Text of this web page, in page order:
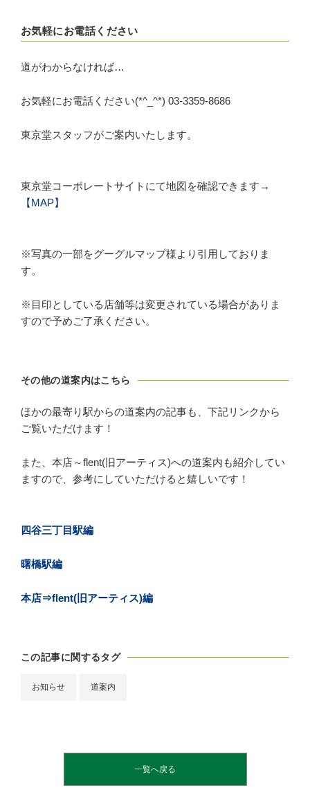
お気軽にお電話ください
道がわからなければ…
お気軽にお電話ください(*^_^*) 03-3359-8686
東京堂スタッフがご案内いたします。
東京堂コーポレートサイトにて地図を確認できます→
【MAP】
※写真の一部をグーグルマップ様より引用しておりま
す。
※目印としている店舗等は変更されている場合がありま
すので予めご了承ください。
その他の道案内はこちら
ほかの最寄り駅からの道案内の記事も、下記リンクから
ご覧いただけます！
また、本店～flent(旧アーティス)への道案内も紹介してい
ますので、参考にしていただけると嬉しいです！
四谷三丁目駅編
曙橋駅編
本店⇒flent(旧アーティス)編
この記事に関するタグ
お知らせ 道案内
一覧へ戻る